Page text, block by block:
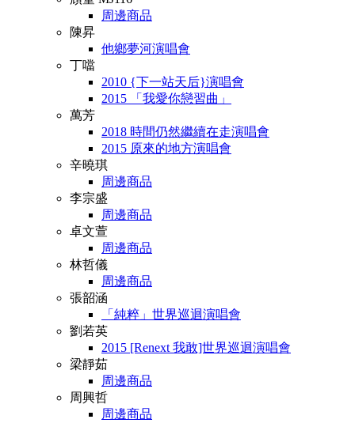
周邊商品
陳昇
他鄉夢河演唱會
丁噹
2010 {下一站天后}演唱會
2015 「我愛你戀習曲」
萬芳
2018 時間仍然繼續在走演唱會
2015 原來的地方演唱會
辛曉琪
周邊商品
李宗盛
周邊商品
卓文萱
周邊商品
林哲儀
周邊商品
張韶涵
「純粹」世界巡迴演唱會
劉若英
2015 [Renext 我敢]世界巡迴演唱會
梁靜茹
周邊商品
周興哲
周邊商品